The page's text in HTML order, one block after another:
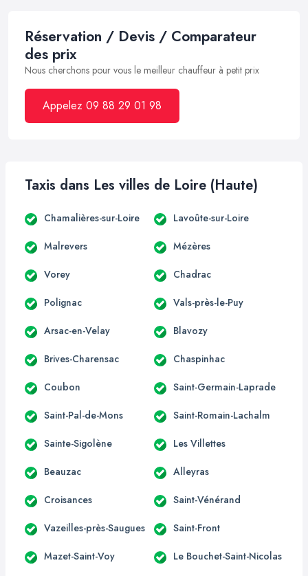
Réservation / Devis / Comparateur
des prix
Nous cherchons pour vous le meilleur chauffeur à petit prix
Appelez 09 88 29 01 98
Taxis dans Les villes de Loire (Haute)
Chamalières-sur-Loire Lavoûte-sur-Loire
Malrevers Mézères
Vorey Chadrac
Polignac Vals-près-le-Puy
Arsac-en-Velay Blavozy
Brives-Charensac Chaspinhac
Coubon Saint-Germain-Laprade
Saint-Pal-de-Mons Saint-Romain-Lachalm
Sainte-Sigolène Les Villettes
Beauzac Alleyras
Croisances Saint-Vénérand
Vazeilles-près-Saugues Saint-Front
Mazet-Saint-Voy Le Bouchet-Saint-Nicolas